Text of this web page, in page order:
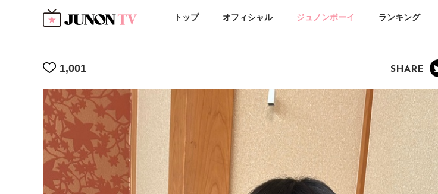
トップ オフィシャル ジュノンボーイ ランキング
1,001 SHARE